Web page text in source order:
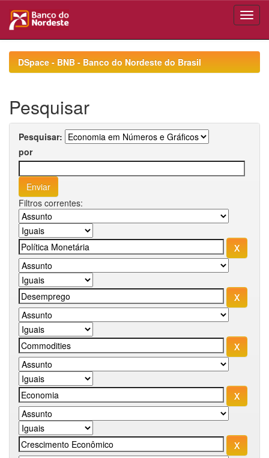
navigationDSpace - BNB - Banco do Nordeste do Brasil
Pesquisar
Pesquisar:
por
Filtros correntes: